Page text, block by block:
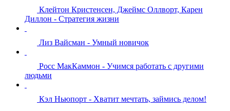
Клейтон Кристенсен, Джеймс Оллворт, Карен
Диллон - Стратегия жизни
Лиз Вайсман - Умный новичок
Росс МакКаммон - Учимся работать с другими
людьми
Кэл Ньюпорт - Хватит мечтать, займись делом!